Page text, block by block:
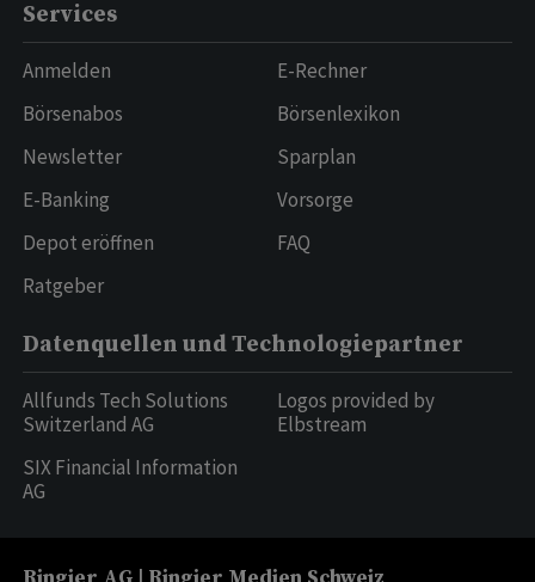
Services
Anmelden
Börsenabos
Newsletter
E-Banking
Depot eröffnen
Ratgeber
E-Rechner
Börsenlexikon
Sparplan
Vorsorge
FAQ
Datenquellen und Technologiepartner
Allfunds Tech Solutions
Switzerland AG
SIX Financial Information
AG
Logos provided by
Elbstream